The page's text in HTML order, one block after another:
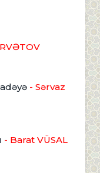
- Sərvaz
- Barat VÜSAL